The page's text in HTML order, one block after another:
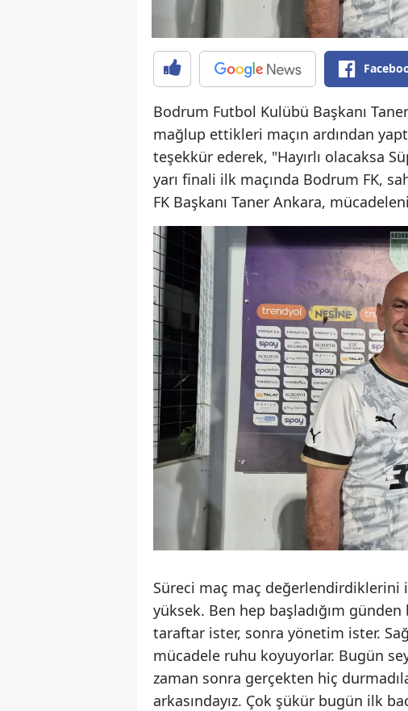
Bodrum Futbol Kulübü Başkanı
mağlup ettikleri maçın ardından
teşekkür ederek, "Hayırlı olacaksa
yarı finali ilk maçında Bodrum FK,
FK Başkanı Taner Ankara,
Süreci maç maç değerlendirdiklerini
yüksek. Ben hep başladığım
taraftar ister, sonra yönetim ister.
mücadele ruhu koyuyorlar. Bugün
zaman sonra gerçekten hiç
arkasındayız. Çok şükür bugün ilk